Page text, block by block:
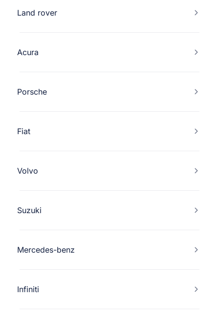
Land rover
Acura
Porsche
Fiat
Volvo
Suzuki
Mercedes-benz
Infiniti